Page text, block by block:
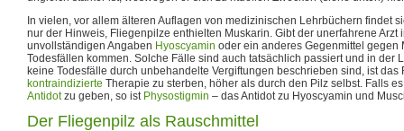
In vielen, vor allem älteren Auflagen von medizinischen Lehrbüchern findet
nur der Hinweis, Fliegenpilze enthielten Muskarin. Gibt der unerfahrene Arzt
unvollständigen Angaben Hyoscyamin oder ein anderes Gegenmittel gegen
Todesfällen kommen. Solche Fälle sind auch tatsächlich passiert und in der
keine Todesfälle durch unbehandelte Vergiftungen beschrieben sind, ist das
kontraindizierte Therapie zu sterben, höher als durch den Pilz selbst. Falls
Antidotzu geben, so ist Physostigmin – das Antidot zu Hyoscyamin und
Der Fliegenpilz als Rauschmittel